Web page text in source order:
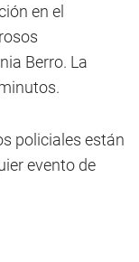
en el
Berro. La
policiales están
evento de